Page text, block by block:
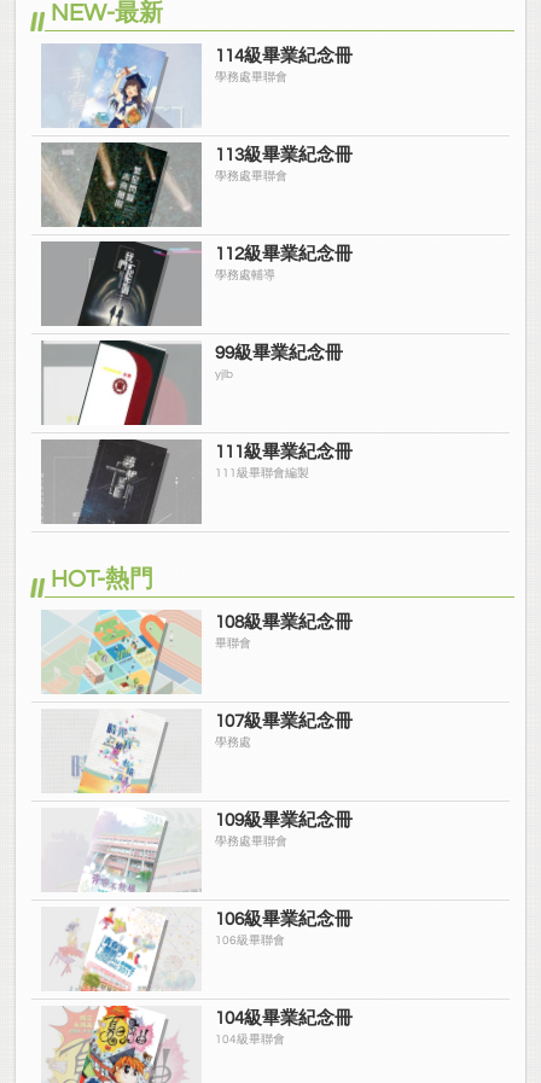
NEW-最新
114級畢業紀念冊
學務處畢聯會
113級畢業紀念冊
學務處畢聯會
112級畢業紀念冊
學務處輔導
99級畢業紀念冊
yjlb
111級畢業紀念冊
111級畢聯會編製
HOT-熱門
108級畢業紀念冊
畢聯會
107級畢業紀念冊
學務處
109級畢業紀念冊
學務處畢聯會
106級畢業紀念冊
106級畢聯會
104級畢業紀念冊
104級畢聯會